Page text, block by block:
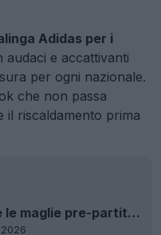
Adidas per i
audaci e accattivanti
per ogni nazionale.
che non passa
il riscaldamento prima